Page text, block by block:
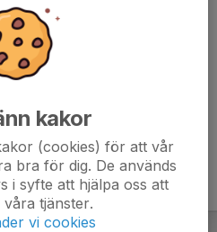
kakor
(cookies) för att vår
bra för dig. De används
i syfte att hjälpa oss att
tjänster.
vi cookies